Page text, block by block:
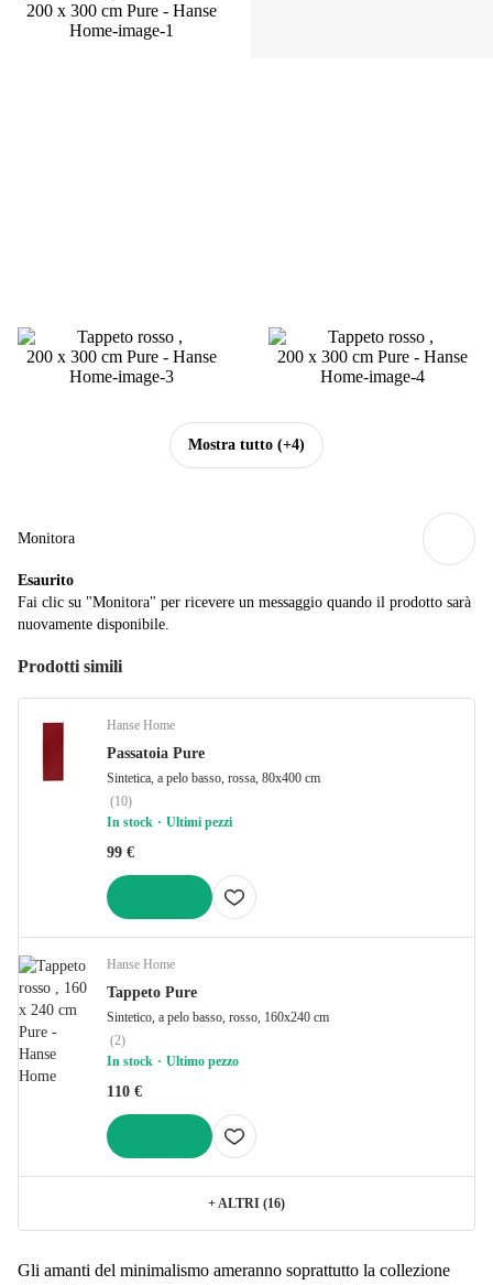
Mostra tutto (+4)
Monitora
Esaurito
Fai clic su "Monitora" per ricevere un messaggio quando il prodotto sarà
nuovamente disponibile.
Prodotti simili
Hanse Home
Passatoia Pure
Sintetica, a pelo basso, rossa, 80x400 cm
(10)
In stock
Ultimi pezzi
99 €
Hanse Home
Tappeto Pure
Sintetico, a pelo basso, rosso, 160x240 cm
(2)
In stock
Ultimo pezzo
110 €
+ALTRI (16)
Gli amanti del minimalismo ameranno soprattutto la collezione